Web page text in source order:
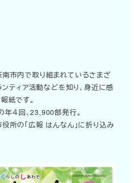
市内で取り組まれているさまざ
ンティア活動などを知り、身近に感
紙です。
年４回、23,900部発行。
所の「広報 はんなん」に折り込み